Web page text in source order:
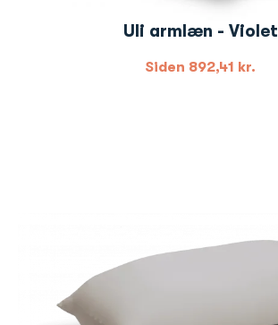
Uli armlæn - Violet
Siden 892,41 kr.